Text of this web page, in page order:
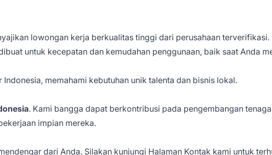
lowongan kerja berkualitas tinggi dari perusahaan terverifikasi.
untuk kecepatan dan kemudahan penggunaan, baik saat Anda
memahami kebutuhan unik talenta dan bisnis lokal.
. Kami bangga dapat berkontribusi pada pengembangan
impian mereka.
dari Anda. Silakan kunjungi Halaman Kontak kami untuk